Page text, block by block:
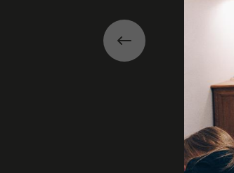
Précédent